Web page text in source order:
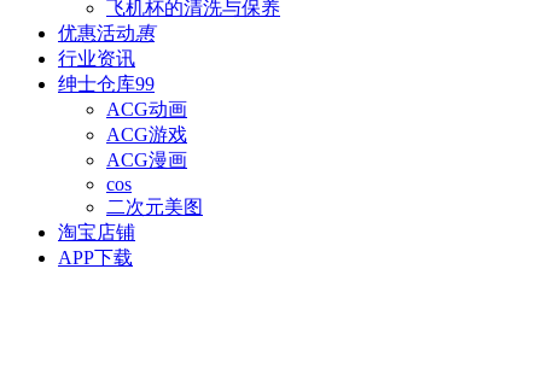
飞机杯的清洗与保养
优惠活动惠
行业资讯
绅士仓库99
ACG动画
ACG游戏
ACG漫画
cos
二次元美图
淘宝店铺
APP下载